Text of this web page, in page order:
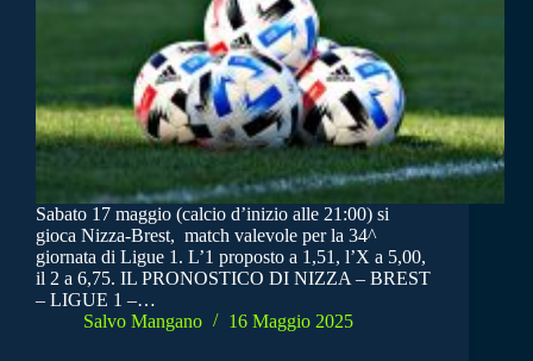
Sabato 17 maggio (calcio d’inizio alle 21:00) si
gioca Nizza-Brest, match valevole per la 34^
giornata di Ligue 1. L’1 proposto a 1,51, l’X a 5,00,
il 2 a 6,75. IL PRONOSTICO DI NIZZA – BREST
– LIGUE 1 –…
Salvo Mangano
16 Maggio 2025